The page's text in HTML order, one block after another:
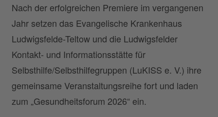
Nach der erfolgreichen Premiere im vergangenen
Jahr setzen das Evangelische Krankenhaus
Ludwigsfelde-Teltow und die Ludwigsfelder
Kontakt- und Informationsstätte für
Selbsthilfe/Selbsthilfegruppen (LuKISS e. V.) ihre
gemeinsame Veranstaltungsreihe fort und laden
zum „Gesundheitsforum 2026“ ein.